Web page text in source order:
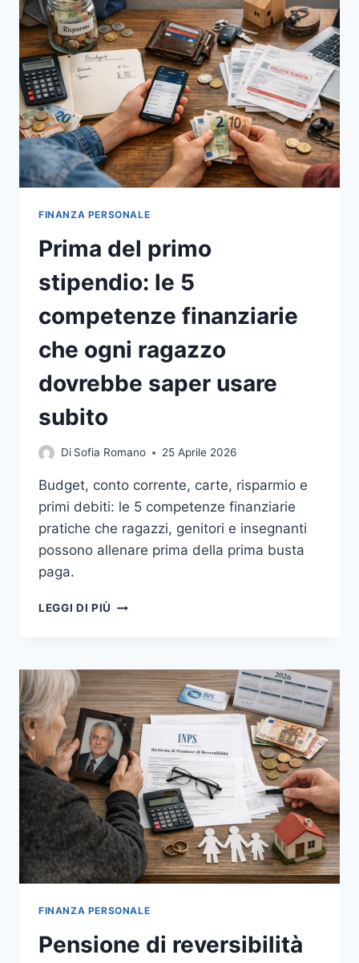
CHIAVE:
DALL’8
SETTEMBRE
AL
25
APRILE
FINANZA PERSONALE
Prima del primo
stipendio: le 5
competenze finanziarie
che ogni ragazzo
dovrebbe saper usare
subito
Di Sofia Romano 25 Aprile 2026
Budget, conto corrente, carte, risparmio e
primi debiti: le 5 competenze finanziarie
pratiche che ragazzi, genitori e insegnanti
possono allenare prima della prima busta
paga.
LEGGI DI PIÙ PRIMA
LE
5
COMPETENZE
FINANZIARIE
CHE
OGNI
RAGAZZO
DOVREBBE
SAPER
USARE
SUBITO
FINANZA PERSONALE
Pensione di reversibilità